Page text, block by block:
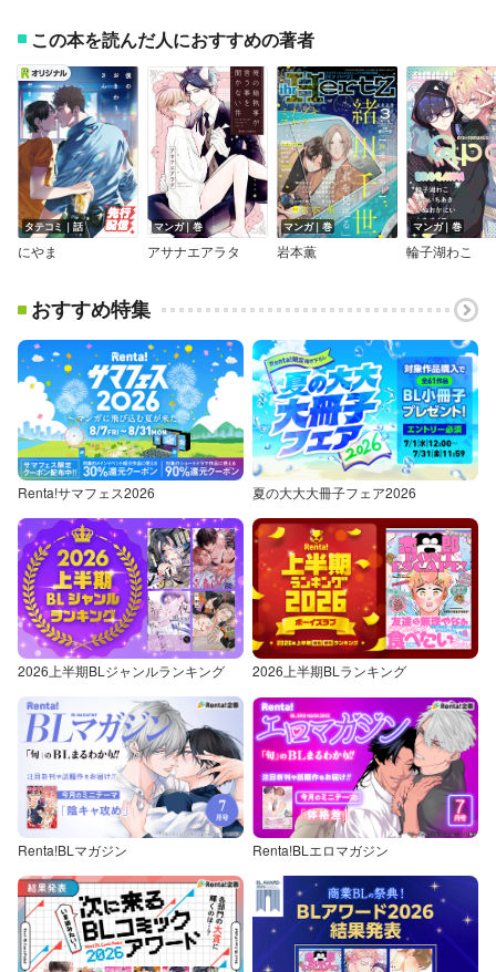
この本を読んだ人におすすめの著者
タテコミ｜話
にやま
マンガ｜巻
アサナエアラタ
マンガ｜巻
岩本薫
マンガ｜巻
輪子湖わこ
おすすめ特集
Renta!サマフェス2026 夏の大大大冊子フェア2026
2026上半期BLジャンルランキング 2026上半期BLランキング
Renta!BLマガジン Renta!BLエロマガジン